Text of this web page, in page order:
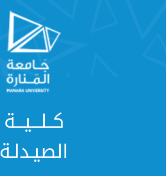
كــلـــيـــة
الصيـدلـة